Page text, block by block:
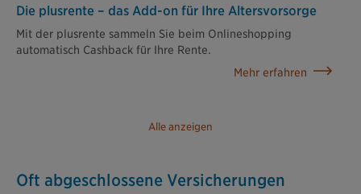
Alle anzeigen
Die plusrente – das Add-on für Ihre Altersvorsorge
Mit der plusrente sammeln Sie beim Onlineshopping
automatisch Cashback für Ihre Rente.
Mehr erfahren
Oft abgeschlossene Versicherungen